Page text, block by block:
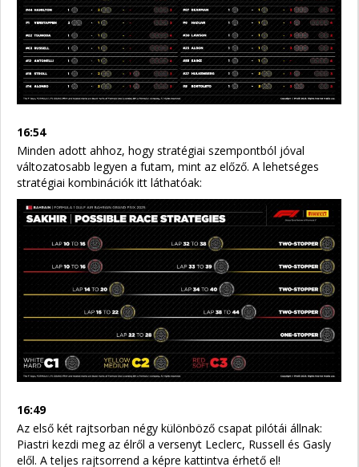
16:54
Minden adott ahhoz, hogy stratégiai szempontból jóval
változatosabb legyen a futam, mint az előző. A lehetséges
stratégiai kombinációk itt láthatóak:
16:49
Az első két rajtsorban négy különböző csapat pilótái állnak:
Piastri kezdi meg az élről a versenyt Leclerc, Russell és Gasly
elől. A teljes rajtsorrend a képre kattintva érhető el!